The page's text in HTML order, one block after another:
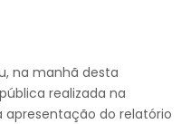
na manhã desta
realizada na
apresentação do relatório